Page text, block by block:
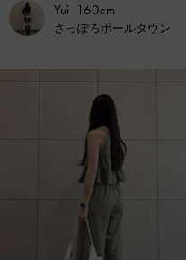
Yui 160cm
さっぽろポールタウン